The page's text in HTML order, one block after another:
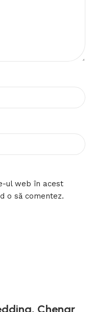
ul web în acest
o să comentez.
Chenar